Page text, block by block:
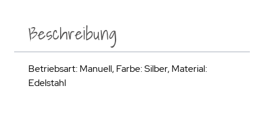
Beschreibung
Betriebsart: Manuell, Farbe: Silber, Material:
Edelstahl